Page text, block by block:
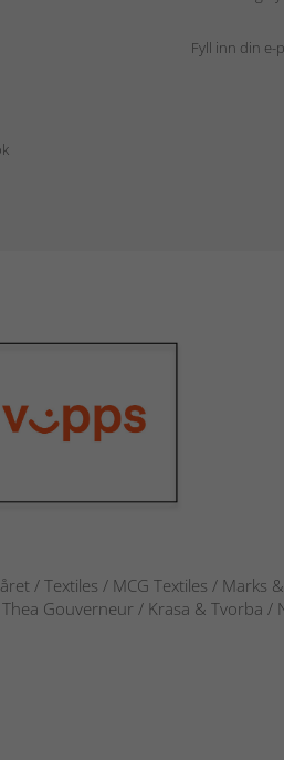
Fyll inn din e-
/ Textiles / MCG Textiles / Marks
Gouverneur / Krasa & Tvorba /